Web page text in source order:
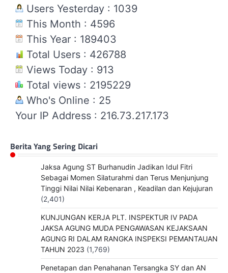
Users Yesterday : 1039
This Month : 4596
This Year : 189403
Total Users : 426788
Views Today : 913
Total views : 2195229
Who's Online : 25
Your IP Address : 216.73.217.173
Berita Yang Sering Dicari
Jaksa Agung ST Burhanudin Jadikan Idul Fitri
Sebagai Momen Silaturahmi dan Terus Menjunjung
Tinggi Nilai Nilai Kebenaran , Keadilan dan Kejujuran
(2,401)
KUNJUNGAN KERJA PLT. INSPEKTUR IV PADA
JAKSA AGUNG MUDA PENGAWASAN KEJAKSAAN
AGUNG RI DALAM RANGKA INSPEKSI PEMANTAUAN
TAHUN 2023 (1,769)
Penetapan dan Penahanan Tersangka SY dan AN